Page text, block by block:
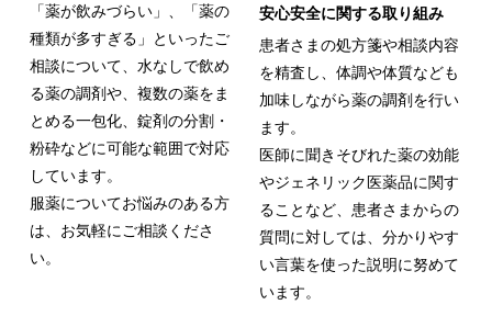
「薬が飲みづらい」、「薬の
種類が多すぎる」といったご
相談について、水なしで飲め
る薬の調剤や、複数の薬をま
とめる一包化、錠剤の分割・
粉砕などに可能な範囲で対応
しています。
服薬についてお悩みのある方
は、お気軽にご相談くださ
い。
安心安全に関する取り組み
患者さまの処方箋や相談内容
を精査し、体調や体質なども
加味しながら薬の調剤を行い
ます。
医師に聞きそびれた薬の効能
やジェネリック医薬品に関す
ることなど、患者さまからの
質問に対しては、分かりやす
い言葉を使った説明に努めて
います。